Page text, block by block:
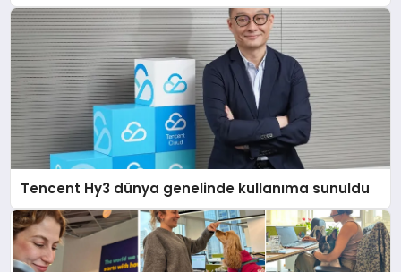
Tencent Hy3 dünya genelinde kullanıma sunuldu